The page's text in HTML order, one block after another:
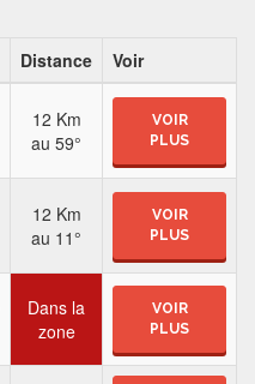
Distance
Voir
12 Km
au 59°
VOIR
PLUS
12 Km
au 11°
VOIR
PLUS
Dans la
zone
VOIR
PLUS